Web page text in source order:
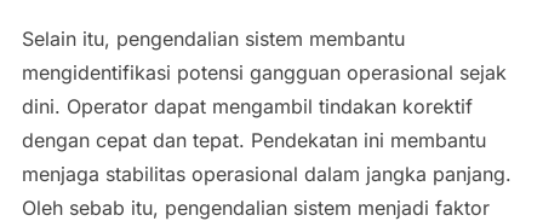
Selain itu, pengendalian sistem membantu
mengidentifikasi potensi gangguan operasional sejak
dini. Operator dapat mengambil tindakan korektif
dengan cepat dan tepat. Pendekatan ini membantu
menjaga stabilitas operasional dalam jangka panjang.
Oleh sebab itu, pengendalian sistem menjadi faktor